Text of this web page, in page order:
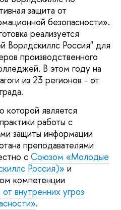
защита от
безопасности».
реализуется
Ворлдскиллс Россия" для
производственного
В этом году на
из 23 регионов - от
которой является
работы с
защиты информации
преподавателями
с Союзом «Молодые
Россия)» и
компетенции
внутренних угроз
.